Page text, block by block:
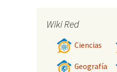
Wiki Red
Ciencias
Geografía